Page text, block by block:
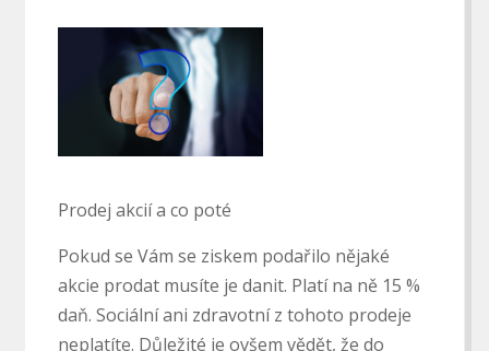
Prodej akcií a co poté
Pokud se Vám se ziskem podařilo nějaké
akcie prodat musíte je danit. Platí na ně 15 %
daň. Sociální ani zdravotní z tohoto prodeje
neplatíte. Důležité je ovšem vědět, že do